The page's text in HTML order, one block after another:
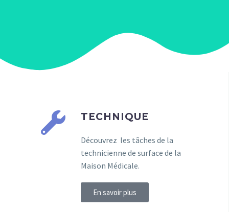
TECHNIQUE
Découvrez les tâches de la
technicienne de surface de la
Maison Médicale.
En savoir plus